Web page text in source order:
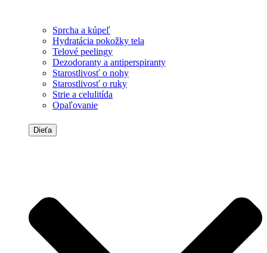
Sprcha a kúpeľ
Hydratácia pokožky tela
Telové peelingy
Dezodoranty a antiperspiranty
Starostlivosť o nohy
Starostlivosť o ruky
Strie a celulitída
Opaľovanie
Dieťa